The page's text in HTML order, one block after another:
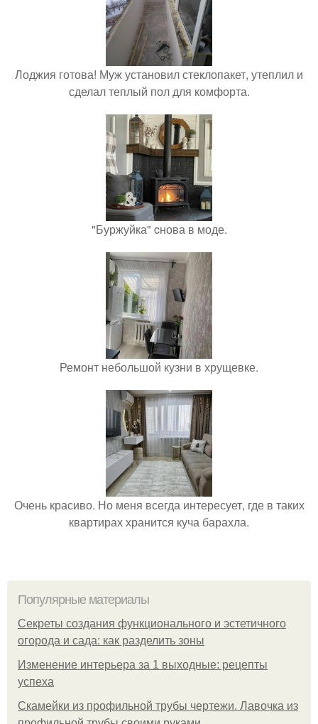
Лоджия готова! Муж установил стеклопакет, утеплил и
сделал теплый пол для комфорта.
"Буржуйка" cнова в моде.
Ремонт небольшой кузни в хрущевке.
Очень красиво. Но меня всегда интересует, где в таких
квартирах хранится куча барахла.
Популярные материалы
Секреты создания функционального и эстетичного
огорода и сада: как разделить зоны
Изменение интерьера за 1 выходные: рецепты
успеха
Скамейки из профильной трубы чертежи. Лавочка из